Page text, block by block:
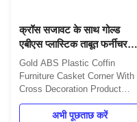
क्रॉस सजावट के साथ गोल्ड
एबीएस प्लास्टिक ताबूत फर्नीचर
ताबूत कोने
Gold ABS Plastic Coffin
Furniture Casket Corner With
Cross Decoration Product
Description Gold ABS Plastic
Coffin Furniture Casket Corner
अभी पूछताछ करें